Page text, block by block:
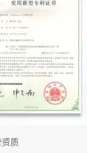
源DC座 VGA接口 系列
FPC LVDS系列
针排母/POGO Pin系列
关按键 mini din
smart card系列
模具系列
资质